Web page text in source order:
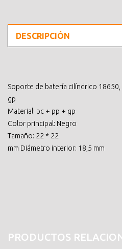
DESCRIPCIÓN
Soporte de batería cilíndrico
gp
Material: pc + pp + gp
Color principal: Negro
Tamaño: 22 * ​​22
mm Diámetro interior: 18,5 mm
PRODUCTOS